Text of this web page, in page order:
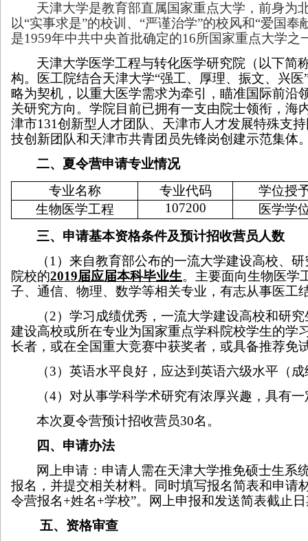
天津大学是教育部直属国家重点大学，前身为
以“实事求是”的校训、“严谨治学”的校风和“爱国奉
是1959年中共中央首批确定的16所国家重点大学之
天津大学医学工程与转化医学研究院（以下简
构。医工院结合天津大学“强工、厚理、振文、兴
略为契机，以重大医学需求为牵引，瞄准国际前沿
关研究方向。学院目前已拥有一支由院士领衔，
津市131创新型人才团队、天津市人才发展特殊支
技创新团队和天津市共青团员先锋岗创建示范集体
二、夏令营申请专业情况
专业名称
专业代码
学位授
生物医学工程
107200
医学学
三、申请基本资格条件及预计招收营员人数
（1 ）来自教育部公布的一流大学建设高校、
院校的2019届应届本科毕业生。主要面向生物医学
子、通信、物理、数学等相关专业，有志从事医工
（2）学习成绩优秀，一流大学建设高校和研
建设高校或所在专业为国家重点学科院校学生的学
长者，或在全国重大竞赛中获奖者，或具备推荐免
（3）英语水平良好，应达到英语六级水平（成
（4）对从事学科学术研究有浓厚兴趣，具有
本次夏令营预计招收营员30名。
四、申请办法
网上申请：申请人需在天津大学推免硕士生系
报名，并提交相关材料。同时填写报名简表和申请
令营报名+姓名+学校”。网上申报和发送简表截止
五、资格审查